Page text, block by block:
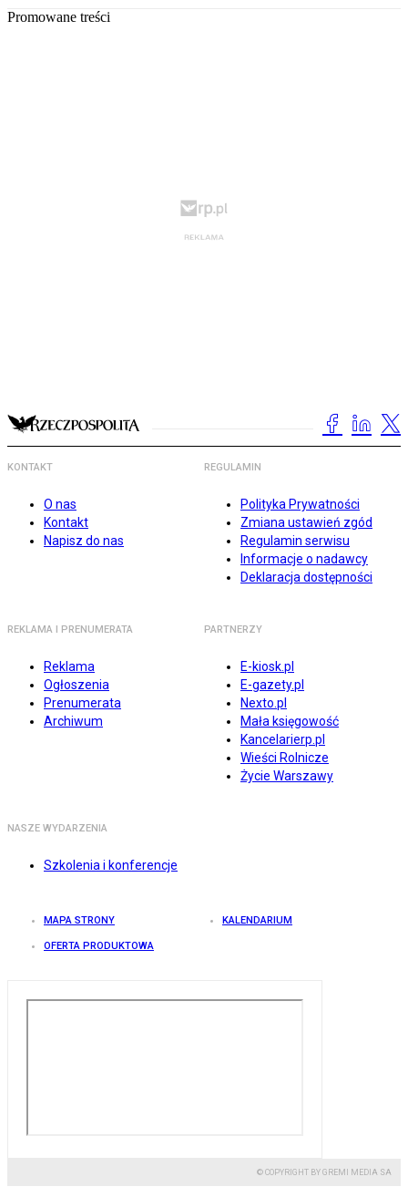
Promowane treści
KONTAKT
O nas
Kontakt
Napisz do nas
REGULAMIN
Polityka Prywatności
Zmiana ustawień zgód
Regulamin serwisu
Informacje o nadawcy
Deklaracja dostępności
REKLAMA I PRENUMERATA
Reklama
Ogłoszenia
Prenumerata
Archiwum
PARTNERZY
E-kiosk.pl
E-gazety.pl
Nexto.pl
Mała księgowość
Kancelarierp.pl
Wieści Rolnicze
Życie Warszawy
NASZE WYDARZENIA
Szkolenia i konferencje
MAPA STRONY KALENDARIUM
OFERTA PRODUKTOWA
© COPYRIGHT BY GREMI MEDIA SA